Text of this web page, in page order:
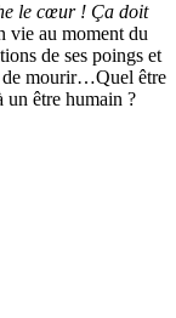
le cœur ! Ça doit
vie au moment du
de ses poings et
de mourir…Quel être
un être humain ?